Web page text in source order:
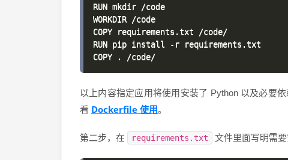
RUN mkdir /code
WORKDIR /code
COPY requirements.txt /code/
RUN pip install -r requirements.txt
以上内容指定应用将使用安装了 Python 以及必要
看 Dockerfile 使用。
第二步，在 requirements.txt 文件里面写明需要